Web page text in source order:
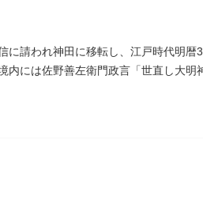
請われ神田に移転し、江戸時代明
には佐野善左衛門政言「世直し大明